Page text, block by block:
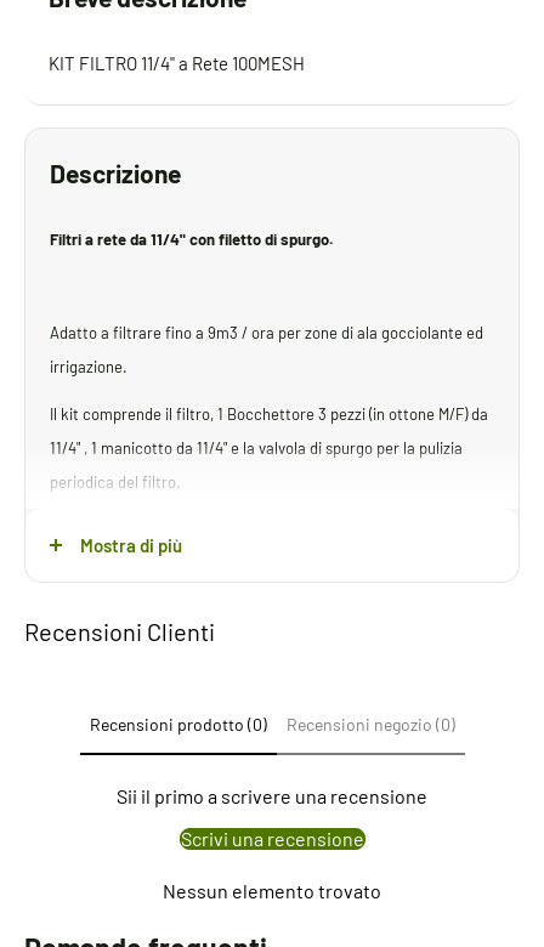
KIT FILTRO 11/4" a Rete 100MESH
Descrizione
Filtri a rete da 11/4" con filetto di spurgo.
Adatto a filtrare fino a 9m3 / ora per zone di ala gocciolante ed
irrigazione.
Il kit comprende il filtro, 1 Bocchettore 3 pezzi (in ottone M/F) da
11/4" , 1 manicotto da 11/4" e la valvola di spurgo per la pulizia
periodica del filtro.
100 Mesh ---sabbia
* Struttura cartuccia in polipropilene
Mostra di più
Recensioni Clienti
Recensioni prodotto (0) Recensioni negozio (0)
Sii il primo a scrivere una recensione
Scrivi una recensione
Nessun elemento trovato